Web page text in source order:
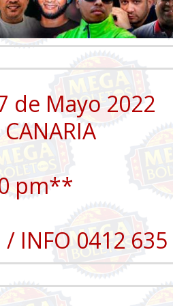
de Mayo 2022
pm**
/ INFO 0412